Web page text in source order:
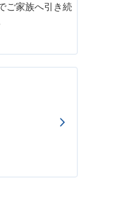
ご家族へ引き続